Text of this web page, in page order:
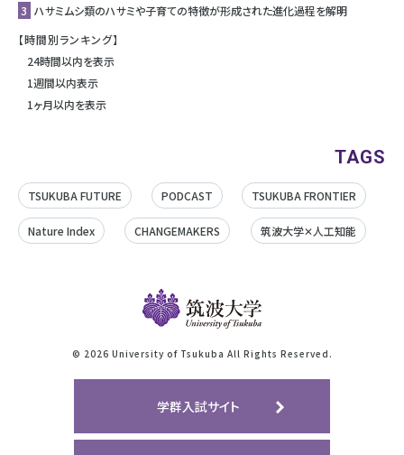
3 ハサミムシ類のハサミや子育ての特徴が形成された進化過程を解明
【時間別ランキング】
24時間以内を表示
1週間以内表示
1ヶ月以内を表示
TAGS
TSUKUBA FUTURE PODCAST TSUKUBA FRONTIER
Nature Index CHANGEMAKERS 筑波大学✕人工知能
© 2026 University of Tsukuba All Rights Reserved.
学群入試サイト